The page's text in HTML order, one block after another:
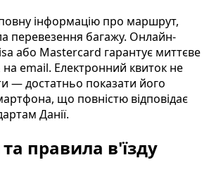
інформацію про маршрут,
перевезення багажу. Онлайн-
або Mastercard гарантує миттєве
email. Електронний квиток не
— достатньо показати його
що повністю відповідає
Данії.
правила в'їзду